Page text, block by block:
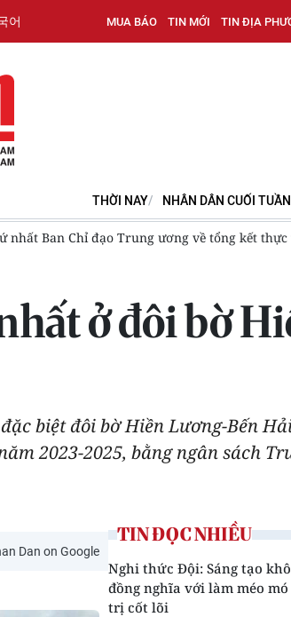
어 MUA BÁO TIN MỚI TIN ĐỊA
THỜI NAY NHÂN DÂN CUỐI TUẦN
Điều lệ Đảng; Hủy toàn bộ kết quả tại
ở đôi bờ
biệt đôi bờ Hiền Lương-Bến
2023-2025, bằng ngân sách
Dan on Google
TIN ĐỌC NHIỀU
Nghi thức Đội: Sáng tạo
đồng nghĩa với làm méo mó
trị cốt lõi